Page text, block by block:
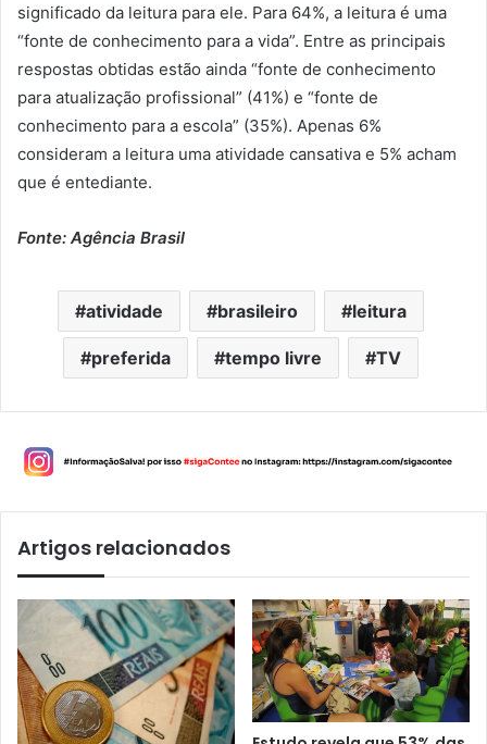
significado da leitura para ele. Para 64%, a leitura é uma
“fonte de conhecimento para a vida”. Entre as principais
respostas obtidas estão ainda “fonte de conhecimento
para atualização profissional” (41%) e “fonte de
conhecimento para a escola” (35%). Apenas 6%
consideram a leitura uma atividade cansativa e 5% acham
que é entediante.
Fonte: Agência Brasil
atividade brasileiro leitura
preferida tempo livre TV
Artigos relacionados